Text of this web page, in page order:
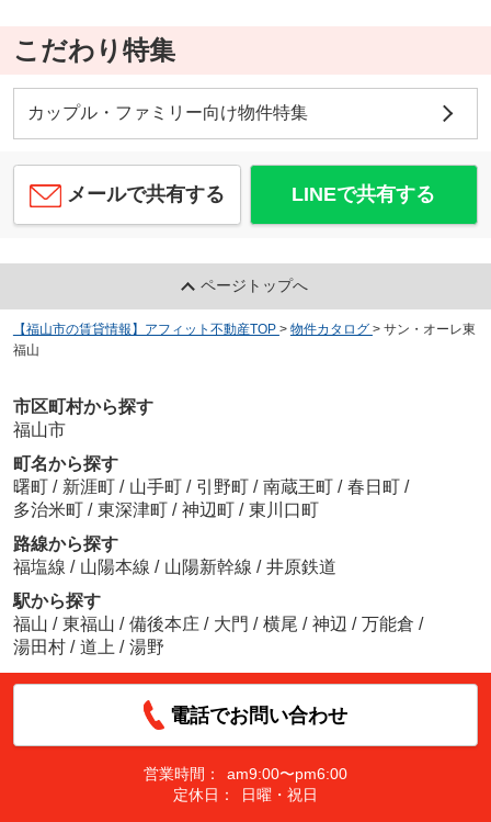
こだわり特集
カップル・ファミリー向け物件特集
メールで共有する LINEで共有する
ページトップへ
【福山市の賃貸情報】アフィット不動産TOP > 物件カタログ > サン・オーレ東
福山
市区町村から探す
福山市
町名から探す
曙町 / 新涯町 / 山手町 / 引野町 / 南蔵王町 / 春日町 /
多治米町 / 東深津町 / 神辺町 / 東川口町
路線から探す
福塩線 / 山陽本線 / 山陽新幹線 / 井原鉄道
駅から探す
福山 / 東福山 / 備後本庄 / 大門 / 横尾 / 神辺 / 万能倉 /
湯田村 / 道上 / 湯野
電話でお問い合わせ
営業時間：
am9:00〜pm6:00
定休日：
日曜・祝日